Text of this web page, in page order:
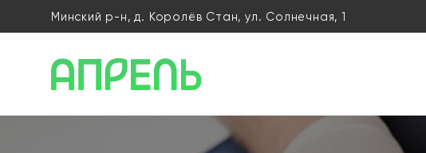
Минский р-н, д. Королёв Стан, ул. Солнечная, 1